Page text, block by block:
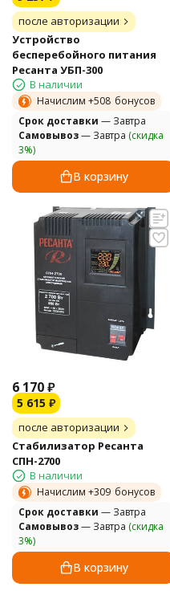
после авторизации
Устройство
бесперебойного питания
Ресанта УБП-300
В наличии
Начислим +508 бонусов
Cрок доставки — Завтра
Самовывоз— Завтра (скидка
3%)
В корзину
6 170₽
5 615 ₽
после авторизации
Стабилизатор Ресанта
СПН-2700
В наличии
Начислим +309 бонусов
Cрок доставки — Завтра
Самовывоз— Завтра (скидка
3%)
В корзину